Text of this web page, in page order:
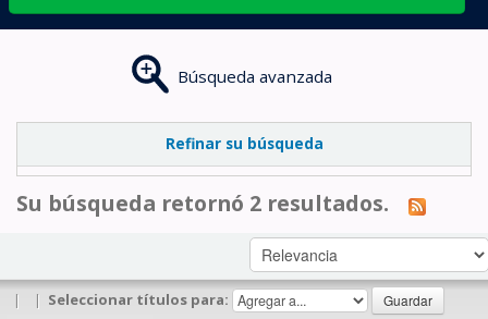
Búsqueda avanzada
Refinar su búsqueda
Su búsqueda retornó 2 resultados.
| | Seleccionar títulos para: